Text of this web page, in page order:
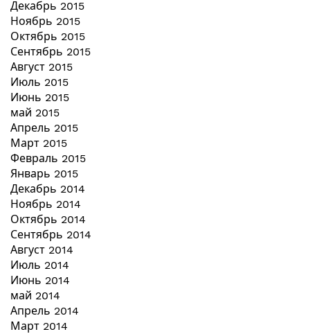
Декабрь 2015
Ноябрь 2015
Октябрь 2015
Сентябрь 2015
Август 2015
Июль 2015
Июнь 2015
май 2015
Апрель 2015
Март 2015
Февраль 2015
Январь 2015
Декабрь 2014
Ноябрь 2014
Октябрь 2014
Сентябрь 2014
Август 2014
Июль 2014
Июнь 2014
май 2014
Апрель 2014
Март 2014